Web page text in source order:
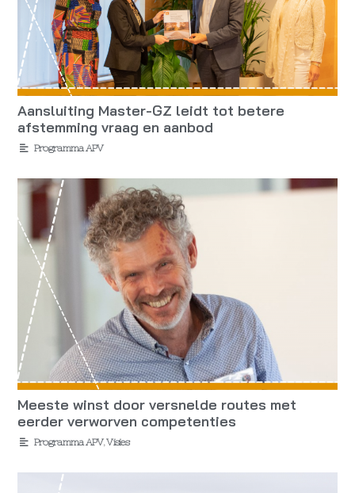
Aansluiting Master-GZ leidt tot betere
afstemming vraag en aanbod
Programma APV
Meeste winst door versnelde routes met
eerder verworven competenties
Programma APV,Visies